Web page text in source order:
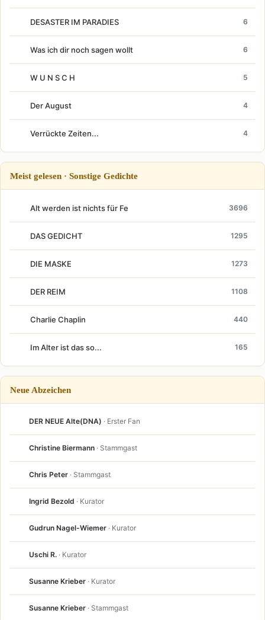
DESASTER IM PARADIES 6
Was ich dir noch sagen wollt 6
W U N S C H 5
Der August 4
Verrückte Zeiten... 4
Meist gelesen · Sonstige Gedichte
Alt werden ist nichts für Fe 3696
DAS GEDICHT 1295
DIE MASKE 1273
DER REIM 1108
Charlie Chaplin 440
Im Alter ist das so... 165
Neue Abzeichen
DER NEUE Alte(DNA) · Erster Fan
Christine Biermann · Stammgast
Chris Peter · Stammgast
Ingrid Bezold · Kurator
Gudrun Nagel-Wiemer · Kurator
Uschi R. · Kurator
Susanne Krieber · Kurator
Susanne Krieber · Stammgast